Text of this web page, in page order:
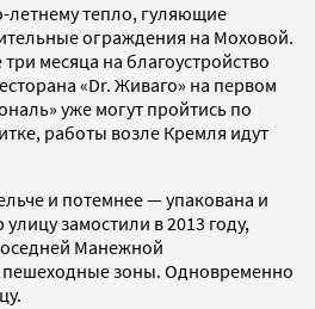
летнему тепло, гуляющие
ограждения на Моховой.
месяца на благоустройство
«Dr. Живаго» на первом
уже могут пройтись по
работы возле Кремля идут
и потемнее — упакована и
замостили в 2013 году,
Манежной
пешеходные зоны. Одновременно